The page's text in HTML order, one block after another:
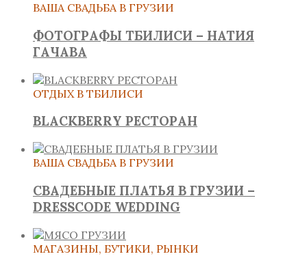
ВАША СВАДЬБА В ГРУЗИИ
ФОТОГРАФЫ ТБИЛИСИ – НАТИЯ
ГАЧАВА
ОТДЫХ В ТБИЛИСИ
BLACKBERRY РЕСТОРАН
ВАША СВАДЬБА В ГРУЗИИ
СВАДЕБНЫЕ ПЛАТЬЯ В ГРУЗИИ –
DRESSCODE WEDDING
МАГАЗИНЫ, БУТИКИ, РЫНКИ